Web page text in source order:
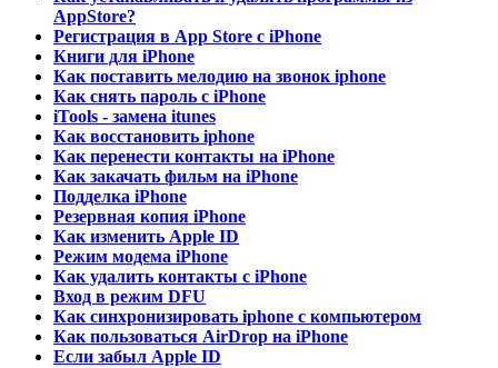
AppStore?
Регистрация в App Store с iPhone
Книги для iPhone
Как поставить мелодию на звонок iphone
Как снять пароль с iPhone
iTools - замена itunes
Как восстановить iphone
Как перенести контакты на iPhone
Как закачать фильм на iPhone
Подделка iPhone
Резервная копия iPhone
Как изменить Apple ID
Режим модема iPhone
Как удалить контакты с iPhone
Вход в режим DFU
Как синхронизировать iphone с компьютером
Как пользоваться AirDrop на iPhone
Если забыл Apple ID